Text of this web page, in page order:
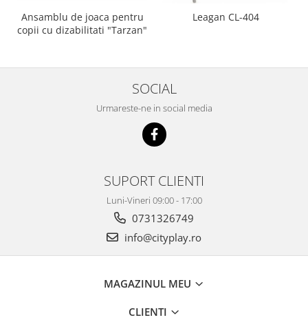
Ansamblu de joaca pentru
copii cu dizabilitati "Tarzan"
Leagan CL-404
SOCIAL
Urmareste-ne in social media
SUPORT CLIENTI
Luni-Vineri 09:00 - 17:00
0731326749
info@cityplay.ro
MAGAZINUL MEU
CLIENTI